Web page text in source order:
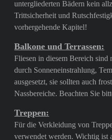
untergliederten Bädern kein
Trittsicherheit und
vorhergehende Kapitel!
Balkone und Terrassen:
Fliesen in diesem Bereich sind
durch Sonneneinstrahlung,
ausgesetzt, sie sollten auch
Nassbereiche. Beachten Sie
Treppen:
Für die Verkleidung von
verwendet werden. Wichtig ist